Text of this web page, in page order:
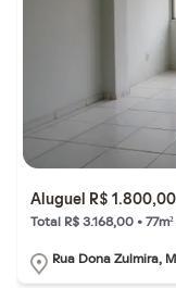
Aluguel R$ 1.800,00
Total R$ 3.168,00 •
Rua Dona Zulmira,